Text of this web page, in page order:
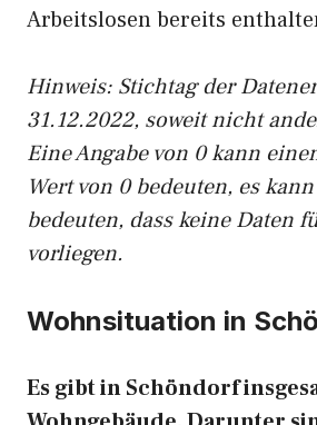
Arbeitslosen bereits
Hinweis: Stichtag der
31.12.2022, soweit nicht
Eine Angabe von 0 kann
Wert von 0 bedeuten, es
bedeuten, dass keine Daten
vorliegen.
Wohnsituation in
Es gibt in Schöndorf